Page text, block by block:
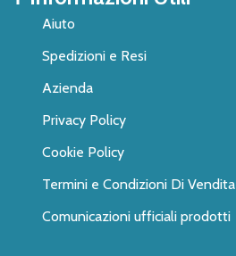
Aiuto
Spedizioni e Resi
Azienda
Privacy Policy
Cookie Policy
Termini e Condizioni Di Vendita
Comunicazioni ufficiali prodotti